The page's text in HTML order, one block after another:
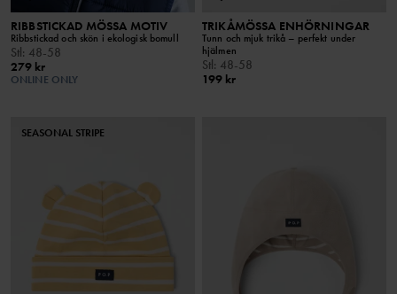
RIBBSTICKAD MÖSSA MOTIV
Ribbstickad och skön i ekologisk bomull
Stl: 48-58
279 kr
ONLINE ONLY
TRIKÅMÖSSA ENHÖRNINGAR
Tunn och mjuk trikå – perfekt under
hjälmen
Stl: 48-58
199 kr
SEASONAL STRIPE